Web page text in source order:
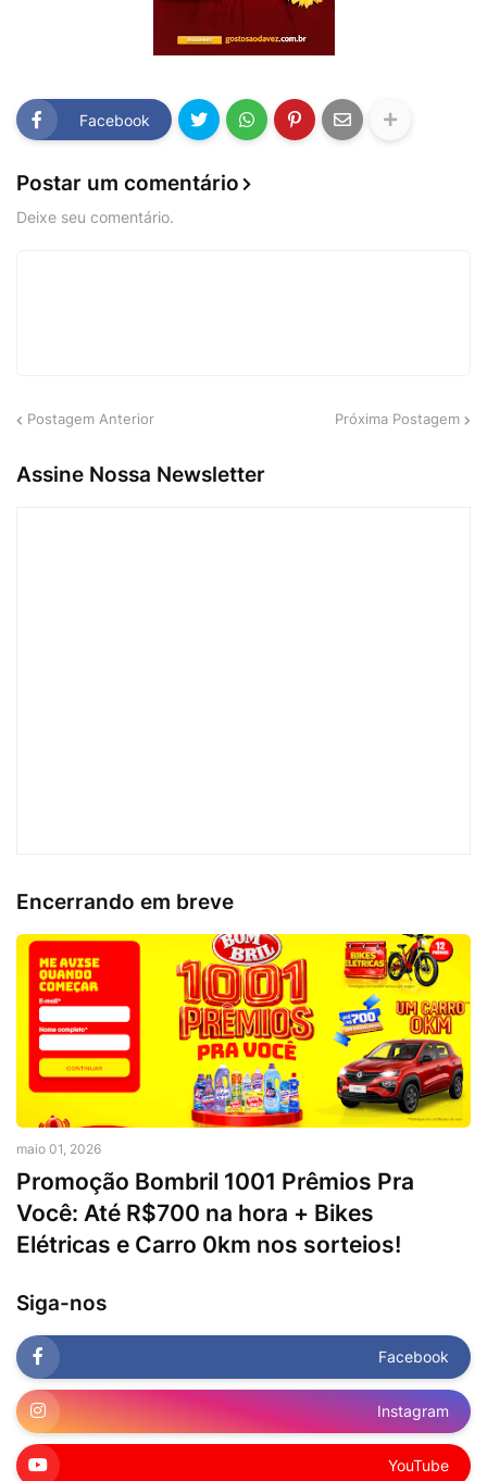
Facebook
Postar um comentário
Deixe seu comentário.
Postagem Anterior Próxima Postagem
Assine Nossa Newsletter
Encerrando em breve
maio 01, 2026
Promoção Bombril 1001 Prêmios Pra
Você: Até R$700 na hora + Bikes
Elétricas e Carro 0km nos sorteios!
Siga-nos
Facebook
Instagram
YouTube